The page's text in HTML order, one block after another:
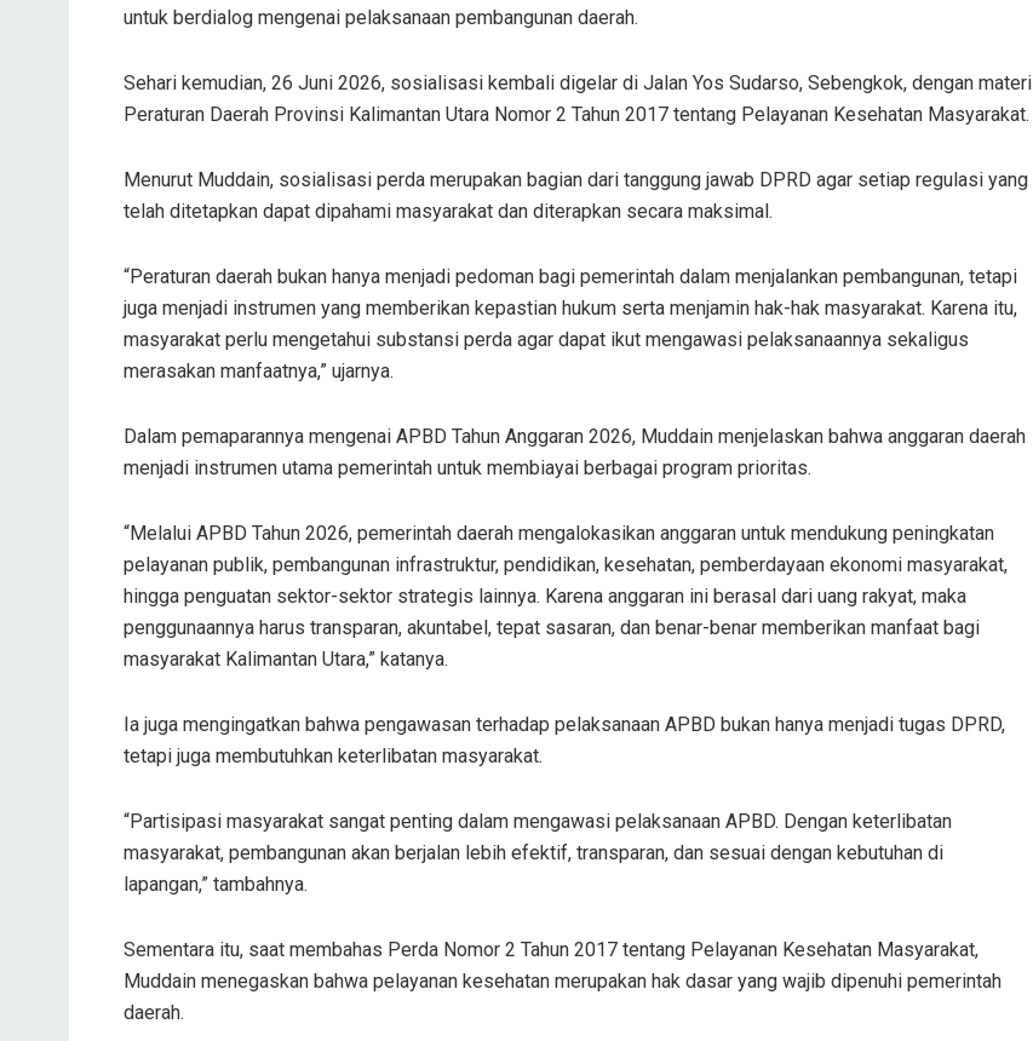
untuk berdialog mengenai pelaksanaan pembangunan daerah.
Sehari kemudian, 26 Juni 2026, sosialisasi kembali digelar di Jalan Yos Sudarso, Sebengkok, dengan materi
Peraturan Daerah Provinsi Kalimantan Utara Nomor 2 Tahun 2017 tentang Pelayanan Kesehatan Masyarakat.
Menurut Muddain, sosialisasi perda merupakan bagian dari tanggung jawab DPRD agar setiap regulasi yang
telah ditetapkan dapat dipahami masyarakat dan diterapkan secara maksimal.
“Peraturan daerah bukan hanya menjadi pedoman bagi pemerintah dalam menjalankan pembangunan, tetapi
juga menjadi instrumen yang memberikan kepastian hukum serta menjamin hak-hak masyarakat. Karena itu,
masyarakat perlu mengetahui substansi perda agar dapat ikut mengawasi pelaksanaannya sekaligus
merasakan manfaatnya,” ujarnya.
Dalam pemaparannya mengenai APBD Tahun Anggaran 2026, Muddain menjelaskan bahwa anggaran daerah
menjadi instrumen utama pemerintah untuk membiayai berbagai program prioritas.
“Melalui APBD Tahun 2026, pemerintah daerah mengalokasikan anggaran untuk mendukung peningkatan
pelayanan publik, pembangunan infrastruktur, pendidikan, kesehatan, pemberdayaan ekonomi masyarakat,
hingga penguatan sektor-sektor strategis lainnya. Karena anggaran ini berasal dari uang rakyat, maka
penggunaannya harus transparan, akuntabel, tepat sasaran, dan benar-benar memberikan manfaat bagi
masyarakat Kalimantan Utara,” katanya.
Ia juga mengingatkan bahwa pengawasan terhadap pelaksanaan APBD bukan hanya menjadi tugas DPRD,
tetapi juga membutuhkan keterlibatan masyarakat.
“Partisipasi masyarakat sangat penting dalam mengawasi pelaksanaan APBD. Dengan keterlibatan
masyarakat, pembangunan akan berjalan lebih efektif, transparan, dan sesuai dengan kebutuhan di
lapangan,” tambahnya.
Sementara itu, saat membahas Perda Nomor 2 Tahun 2017 tentang Pelayanan Kesehatan Masyarakat,
Muddain menegaskan bahwa pelayanan kesehatan merupakan hak dasar yang wajib dipenuhi pemerintah
daerah.